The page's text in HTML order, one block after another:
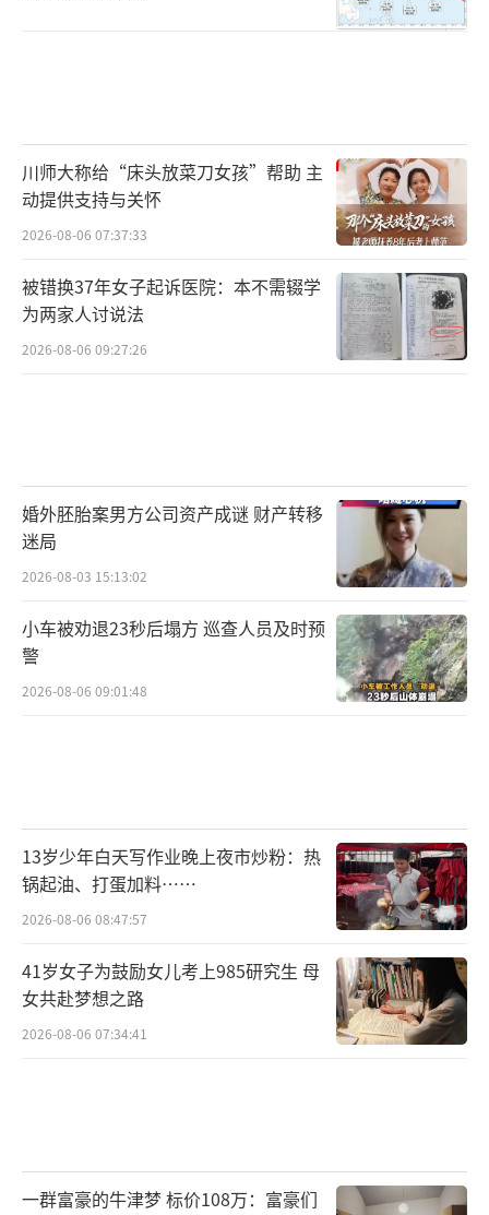
川师大称给“床头放菜刀女孩”帮助 主
动提供支持与关怀
2026-08-06 07:37:33
被错换37年女子起诉医院：本不需辍学
为两家人讨说法
2026-08-06 09:27:26
婚外胚胎案男方公司资产成谜 财产转移
迷局
2026-08-03 15:13:02
小车被劝退23秒后塌方 巡查人员及时预
警
2026-08-06 09:01:48
13岁少年白天写作业晚上夜市炒粉：热
锅起油、打蛋加料……
2026-08-06 08:47:57
41岁女子为鼓励女儿考上985研究生 母
女共赴梦想之路
2026-08-06 07:34:41
一群富豪的牛津梦 标价108万：富豪们